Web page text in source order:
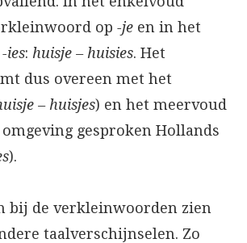
op-je en in het
-ies: huisje – huisies. Het
dus overeen met het
– huisjes) en het meervoud
gesproken Hollands
).
bij de verkleinwoorden zien
taalverschijnselen. Zo